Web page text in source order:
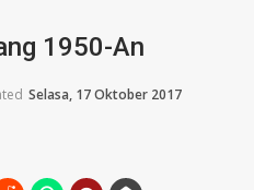
1950-An
Selasa, 17 Oktober 2017